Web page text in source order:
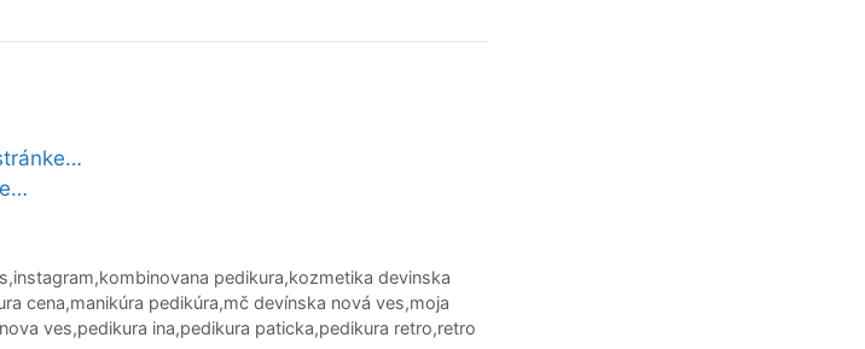
,instagram,kombinovana pedikura,kozmetika devinska
cena,manikúra pedikúra,mč devínska nová ves,moja
ves,pedikura ina,pedikura paticka,pedikura retro,retro